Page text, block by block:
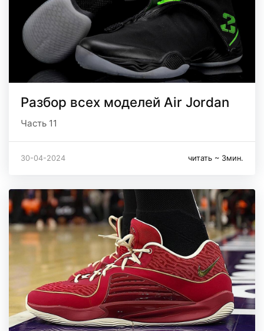
Разбор всех моделей Air Jordan
Часть 11
30-04-2024 читать ~ 3мин.